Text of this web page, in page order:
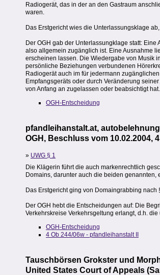
Radiogerät, das in der an den Gastraum
waren.
Das Erstgericht wies die Unterlassungsklage
Der OGH gab der Unterlassungklage statt:
also allgemein zugänglich ist. Eine Ausnahme
erscheinen lassen. Die Wiedergabe von Musik
persönliche Beziehungen verbundenen
Radiogerät auch im für jedermann
Empfangsgeräts oder durch Veränderung
von Anfang an zugelassen oder beabsichtigt hat.
OGH-Entscheidung
pfandleihanstalt.at,
OGH, Beschluss vom 10.02.2004,
» UWG § 1
Die Klägerin führt die auch markenrechtlich
Domains, darunter auch die beiden genannten,
Das Erstgericht ging von Domaingrabbing
Der OGH hebt die Entscheidungen auf: Die
Verkehrskreise Verkehrsgeltung erlangt, d.h.
OGH-Entscheidung
4 Ob 244/06w - pfandleihanstalt II
Tauschbörsen Grokster und
United States Court of Appeals